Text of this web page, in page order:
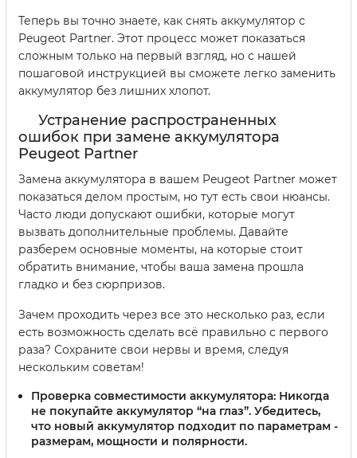
Теперь вы точно знаете, как снять аккумулятор с
Peugeot Partner. Этот процесс может показаться
сложным только на первый взгляд, но с нашей
пошаговой инструкцией вы сможете легко заменить
аккумулятор без лишних хлопот.
Устранение распространенных
ошибок при замене аккумулятора
Peugeot Partner
Замена аккумулятора в вашем Peugeot Partner может
показаться делом простым, но тут есть свои нюансы.
Часто люди допускают ошибки, которые могут
вызвать дополнительные проблемы. Давайте
разберем основные моменты, на которые стоит
обратить внимание, чтобы ваша замена прошла
гладко и без сюрпризов.
Зачем проходить через все это несколько раз, если
есть возможность сделать всё правильно с первого
раза? Сохраните свои нервы и время, следуя
нескольким советам!
Проверка совместимости аккумулятора: Никогда
не покупайте аккумулятор “на глаз”. Убедитесь,
что новый аккумулятор подходит по параметрам -
размерам, мощности и полярности.